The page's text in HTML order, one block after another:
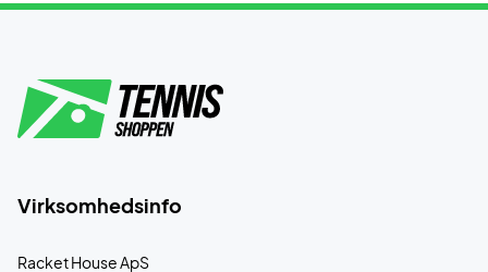
Virksomhedsinfo
Racket House ApS